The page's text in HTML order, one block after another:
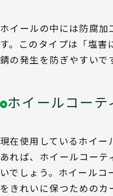
ホイールの中には防腐加
す。このタイプは「塩害
錆の発生を防ぎやすいで
ホイールコー
現在使用しているホイ
あれば、ホイールコーテ
いでしょう。ホイールコ
をきれいに保つためのカ